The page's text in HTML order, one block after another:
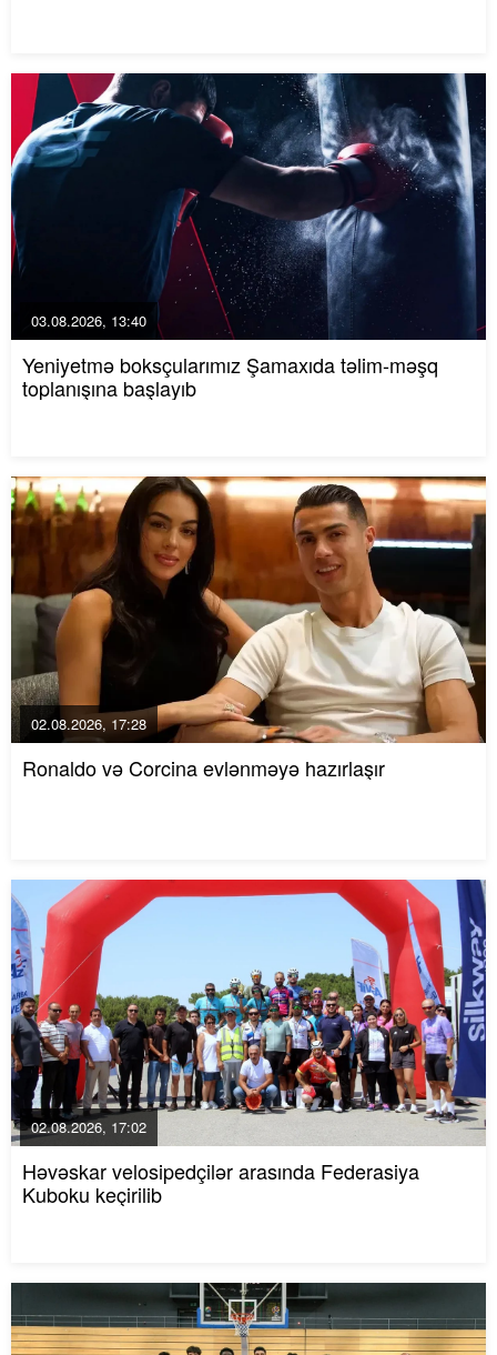
03.08.2026, 13:40
Yeniyetmə boksçularımız Şamaxıda təlim-məşq
toplanışına başlayıb
02.08.2026, 17:28
Ronaldo və Corcina evlənməyə hazırlaşır
02.08.2026, 17:02
Həvəskar velosipedçilər arasında Federasiya
Kuboku keçirilib